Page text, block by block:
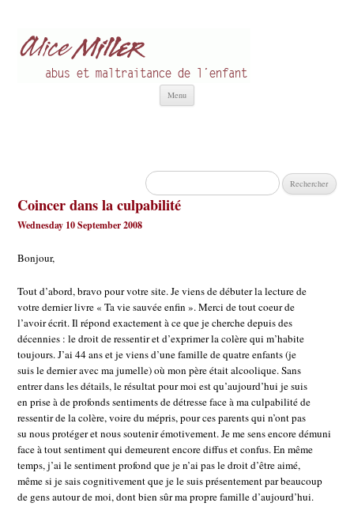
Menu
Rechercher :
Coincer dans la culpabilité
Wednesday 10 September 2008
Bonjour,
Tout d’abord, bravo pour votre site. Je viens de débuter la lecture de
votre dernier livre « Ta vie sauvée enfin ». Merci de tout coeur de
l’avoir écrit. Il répond exactement à ce que je cherche depuis des
décennies : le droit de ressentir et d’exprimer la colère qui m’habite
toujours. J’ai 44 ans et je viens d’une famille de quatre enfants (je
suis le dernier avec ma jumelle) où mon père était alcoolique. Sans
entrer dans les détails, le résultat pour moi est qu’aujourd’hui je suis
en prise à de profonds sentiments de détresse face à ma culpabilité de
ressentir de la colère, voire du mépris, pour ces parents qui n’ont pas
su nous protéger et nous soutenir émotivement. Je me sens encore démuni
face à tout sentiment qui demeurent encore diffus et confus. En même
temps, j’ai le sentiment profond que je n’ai pas le droit d’être aimé,
même si je sais cognitivement que je le suis présentement par beaucoup
de gens autour de moi, dont bien sûr ma propre famille d’aujourd’hui.